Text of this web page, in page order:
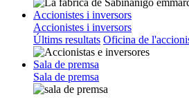
Accionistes i inversors
Accionistes i inversors
Últims resultats Oficina de
Sala de premsa
Sala de premsa